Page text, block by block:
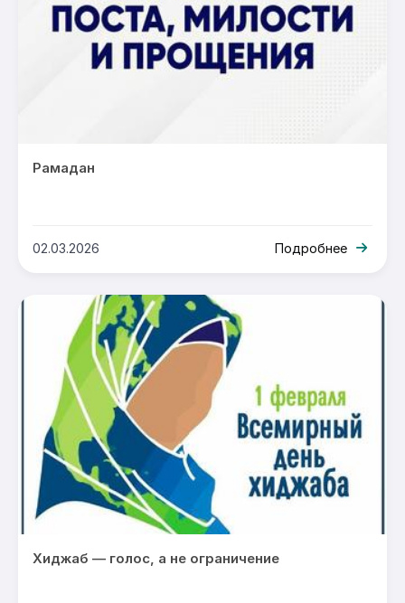
Рамадан
02.03.2026 Подробнее
Хиджаб — голос, а не ограничение